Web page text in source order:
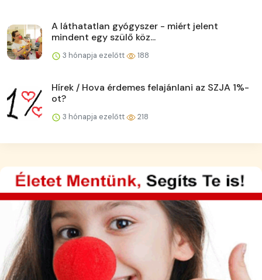
A láthatatlan gyógyszer - miért jelent
mindent egy szülő köz...
3 hónapja ezelőtt 188
Hírek / Hova érdemes felajánlani az SZJA 1%-
ot?
3 hónapja ezelőtt 218